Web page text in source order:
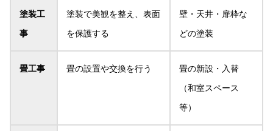
塗装工
事
塗装で美観を整え、表面
を保護する
壁・天井・扉枠な
どの塗装
畳工事 畳の設置や交換を行う
畳の新設・入替
（和室スペース
等）